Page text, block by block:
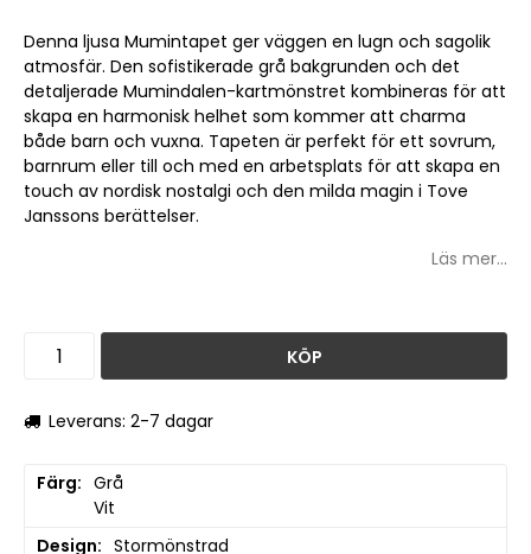
Denna ljusa Mumintapet ger väggen en lugn och sagolik
atmosfär. Den sofistikerade grå bakgrunden och det
detaljerade Mumindalen-kartmönstret kombineras för att
skapa en harmonisk helhet som kommer att charma
både barn och vuxna. Tapeten är perfekt för ett sovrum,
barnrum eller till och med en arbetsplats för att skapa en
touch av nordisk nostalgi och den milda magin i Tove
Janssons berättelser.
Läs mer...
KÖP
Leverans: 2-7 dagar
Färg
Grå
Vit
Design
Stormönstrad